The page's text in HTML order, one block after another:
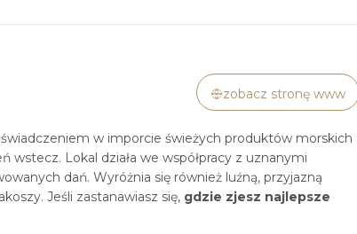
zobacz stronę www
w imporcie świeżych produktów morskich
Lokal działa we współpracy z uznanymi
dań. Wyróżnia się również luźną, przyjazną
Jeśli zastanawiasz się, gdzie zjesz najlepsze